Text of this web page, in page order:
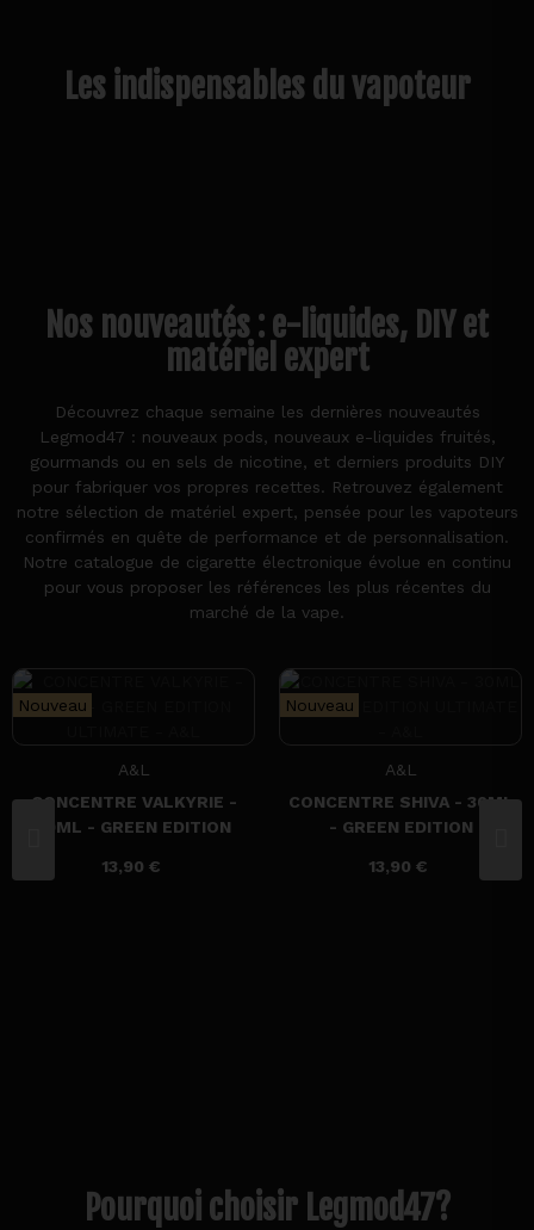
Les indispensables du vapoteur
Nos nouveautés : e-liquides, DIY et
matériel expert
Découvrez chaque semaine les dernières nouveautés
Legmod47 : nouveaux pods, nouveaux e-liquides fruités,
gourmands ou en sels de nicotine, et derniers produits DIY
pour fabriquer vos propres recettes. Retrouvez également
notre sélection de matériel expert, pensée pour les vapoteurs
confirmés en quête de performance et de personnalisation.
Notre catalogue de cigarette électronique évolue en continu
pour vous proposer les références les plus récentes du
marché de la vape.
Nouveau
A&L
CONCENTRE VALKYRIE -
30ML - GREEN EDITION
13,90 €
Nouveau
A&L
CONCENTRE SHIVA - 30ML
- GREEN EDITION
13,90 €
Pourquoi choisir Legmod47?